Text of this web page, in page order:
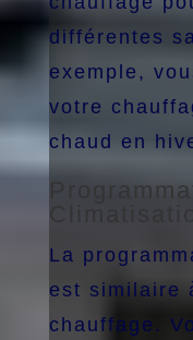
différentes
exemple,
votre
chaud en
La
est similaire
chauffage.